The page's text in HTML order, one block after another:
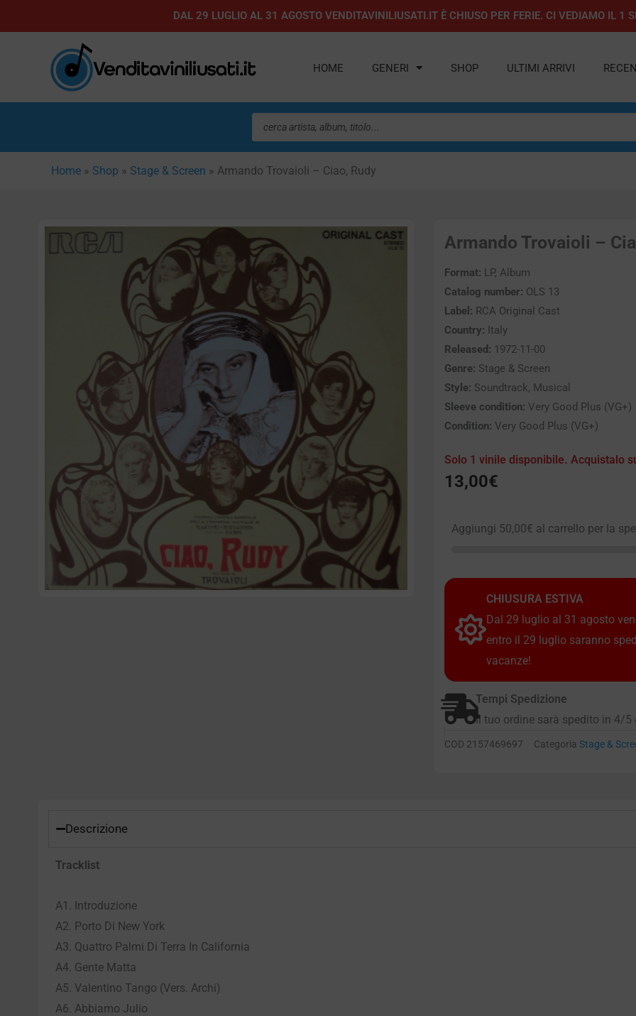
al
DAL 29 LUGLIO AL 31 AGOSTO VENDITAVINILIUSATI.IT È CHIUSO PER FERIE. CI VEDIAMO IL 1
HOME GENERI SHOP ULTIMI ARRIVI
Ricerca
prodotti
Home » Shop » Stage & Screen » Armando Trovaioli – Ciao, Rudy
Armando Trovaioli –
Format: LP, Album
Catalog number: OLS 13
Label: RCA Original Cast
Country: Italy
Released: 1972-11-00
Genre: Stage & Screen
Style: Soundtrack, Musical
Sleeve condition: Very Good Plus (VG+)
Condition: Very Good Plus (VG+)
Solo 1 vinile disponibile. Acquistalo
13,00€
Aggiungi 50,00€ al carrello per la
CHIUSURA ESTIVA
Dal 29 luglio al 31 agosto
entro il 29 luglio saranno
vacanze!
Tempi Spedizione
Il tuo ordine sarà spedito in 4/5
COD 2157469697 Categoria Stage &
Descrizione
Tracklist
A1. Introduzione
A2. Porto Di New York
A3. Quattro Palmi Di Terra In California
A4. Gente Matta
A5. Valentino Tango (Vers. Archi)
A6. Abbiamo Julio